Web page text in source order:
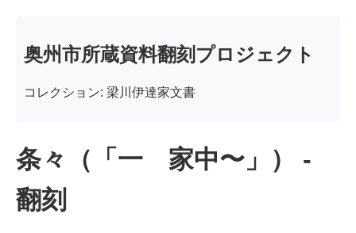
奥州市所蔵資料翻刻プロジェクト
コレクション: 梁川伊達家文書
条々（「一 家中〜」） -
翻刻